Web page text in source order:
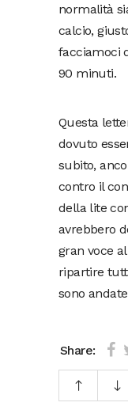
normalità
calcio,
facciamoci
90 minuti.
Questa
dovuto
subito,
contro il
della lite
avrebbero
gran voce
ripartire
sono
Share: